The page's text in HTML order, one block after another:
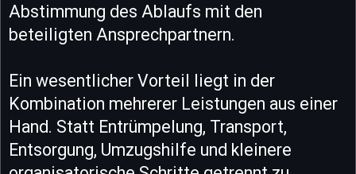
Abstimmung des Ablaufs mit den
beteiligten Ansprechpartnern.
Ein wesentlicher Vorteil liegt in der
Kombination mehrerer Leistungen aus einer
Hand. Statt Entrümpelung, Transport,
Entsorgung, Umzugshilfe und kleinere